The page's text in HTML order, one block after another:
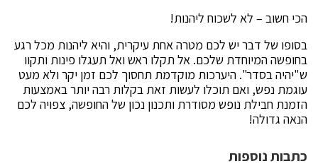
הכי חשוב – לא לשכוח ליהנות!
בסופו של דבר יש לכם מטרה אחת עיקרית, והיא ליהנות מכל רגע
בחופשה המיוחדת שלכם. אל תקלו ראש ואל תעגלו פינות ותקוו
ש"יהיה בסדר". היערכות מוקדמת תחסוך לכם זמן יקר ולא מעט
עוגמת נפש, ואם תוכלו לעשות זאת בקלות רבה יותר באמצעות
הזמנת חבילת נופש מסודרת ותכנון נכון של החופשה, צפויה לכם
הנאה גדולה!
כתבות נוספות